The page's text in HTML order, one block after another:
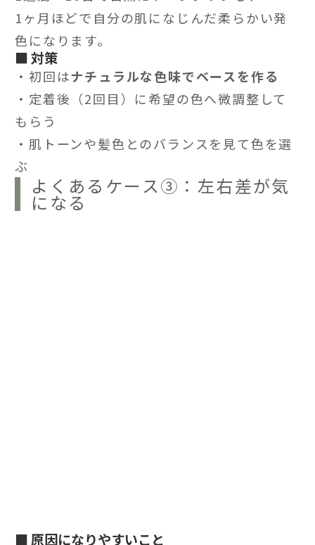
1ヶ月ほどで自分の肌になじんだ柔らかい発
色になります。
■ 対策
・初回はナチュラルな色味でベースを作る
・定着後（2回目）に希望の色へ微調整して
もらう
・肌トーンや髪色とのバランスを見て色を選
ぶ
よくあるケース③：左右差が気
になる
■ 原因になりやすいこと